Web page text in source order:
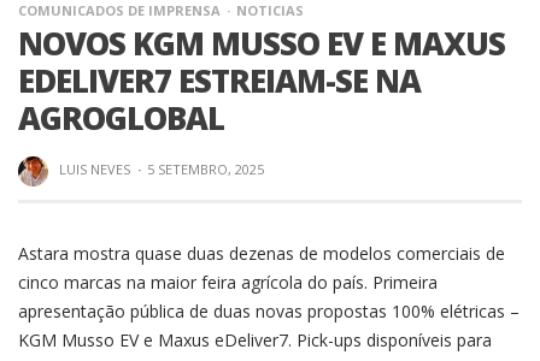
COMUNICADOS DE IMPRENSA NOTICIAS
NOVOS KGM MUSSO EV E MAXUS
EDELIVER7 ESTREIAM-SE NA
AGROGLOBAL
LUIS NEVES · 5 SETEMBRO, 2025
Astara mostra quase duas dezenas de modelos comerciais de
cinco marcas na maior feira agrícola do país. Primeira
apresentação pública de duas novas propostas 100% elétricas –
KGM Musso EV e Maxus eDeliver7. Pick-ups disponíveis para